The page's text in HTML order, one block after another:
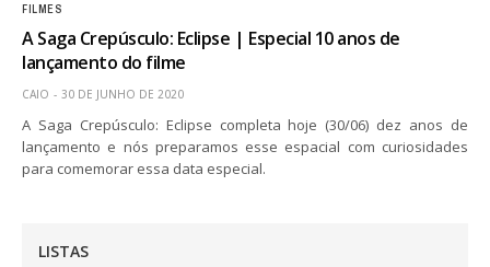
FILMES
A Saga Crepúsculo: Eclipse | Especial 10 anos de
lançamento do filme
CAIO 30 DE JUNHO DE 2020
A Saga Crepúsculo: Eclipse completa hoje (30/06) dez anos de
lançamento e nós preparamos esse espacial com curiosidades
para comemorar essa data especial.
LISTAS